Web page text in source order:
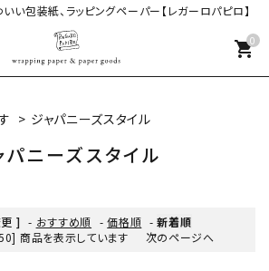
い包装紙、ラッピングペーパー【レガーロパピロ】
0
shopping_cart
> ジャパニーズスタイル
パニーズスタイル
] - おすすめ順 -価格順 -新着順
商品を表示しています
次のページへ